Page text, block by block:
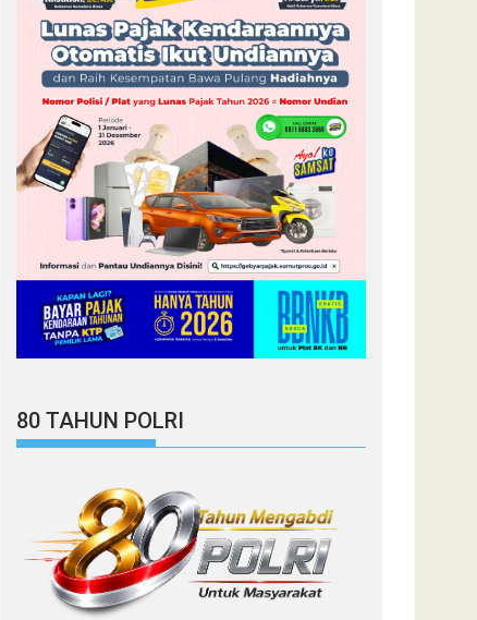
80 TAHUN POLRI